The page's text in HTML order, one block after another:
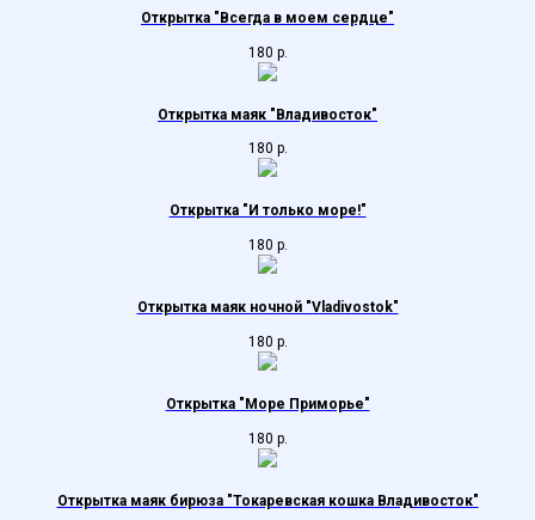
Открытка "Всегда в моем сердце"
180 р.
Открытка маяк "Владивосток"
180 р.
Открытка "И только море!"
180 р.
Открытка маяк ночной "Vladivostok"
180 р.
Открытка "Море Приморье"
180 р.
Открытка маяк бирюза "Токаревская кошка Владивосток"